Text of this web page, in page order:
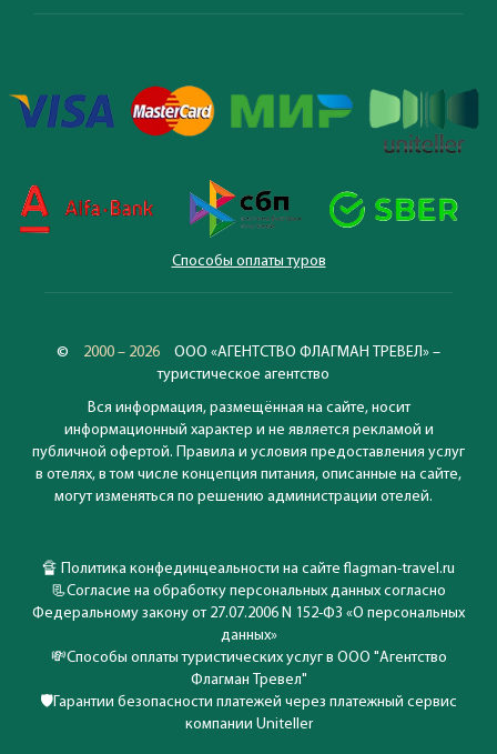
Способы оплаты туров
© 2000 – 2026
ООО «АГЕНТСТВО ФЛАГМАН ТРЕВЕЛ» –
туристическое агентство
Вся информация, размещённая на сайте, носит
информационный характер и не является рекламой и
публичной офертой. Правила и условия предоставления услуг
в отелях, в том числе концепция питания, описанные на сайте,
могут изменяться по решению администрации отелей.
🔏 Политика конфединцеальности на сайте flagman-travel.ru
📃Согласие на обработку персональных данных согласно
Федеральному закону от 27.07.2006 N 152-ФЗ «О персональных
данных»
💸Способы оплаты туристических услуг в ООО "Агентство
Флагман Тревел"
🛡️Гарантии безопасности платежей через платежный сервис
компании Uniteller